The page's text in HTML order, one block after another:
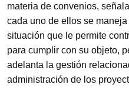
materia de convenios,
cada uno de ellos se
situación que le permite
para cumplir con su objeto,
adelanta la gestión
administración de los